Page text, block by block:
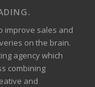
improve sales and
on the brain.
agency which
combining
and